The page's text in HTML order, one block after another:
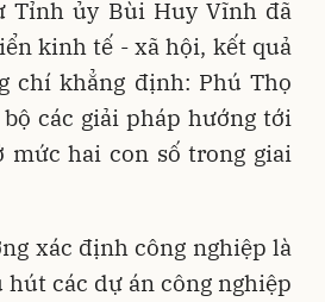
Tỉnh ủy Bùi Huy Vĩnh đã
kinh tế - xã hội, kết quả
chí khẳng định: Phú Thọ
các giải pháp hướng tới
hai con số trong giai
xác định công nghiệp là
các dự án công nghiệp